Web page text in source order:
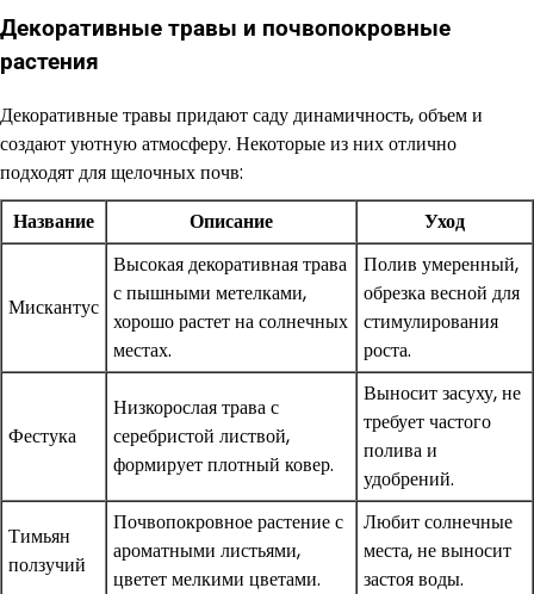
Декоративные травы и почвопокровные
растения
Декоративные травы придают саду динамичность, объем и
создают уютную атмосферу. Некоторые из них отлично
подходят для щелочных почв:
Название
Описание Уход
Мискантус
Высокая декоративная трава
с пышными метелками,
хорошо растет на солнечных
местах.
Полив умеренный,
обрезка весной для
стимулирования
роста.
Фестука
Низкорослая трава с
серебристой листвой,
формирует плотный ковер.
Выносит засуху, не
требует частого
полива и
удобрений.
Тимьян
ползучий
Почвопокровное растение с
ароматными листьями,
цветет мелкими цветами.
Любит солнечные
места, не выносит
застоя воды.